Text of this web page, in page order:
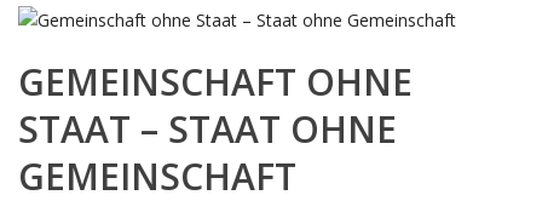
GEMEINSCHAFT OHNE
STAAT – STAAT OHNE
GEMEINSCHAFT